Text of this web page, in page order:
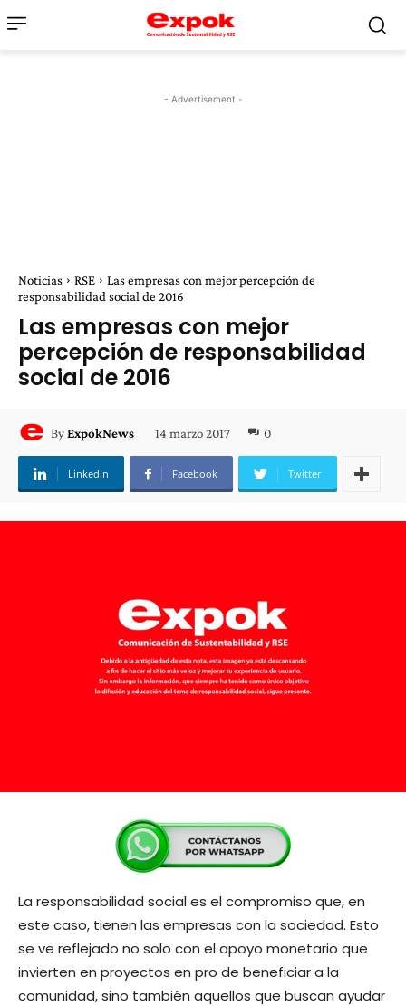
- Advertisement -
Noticias RSE
Las empresas con mejor percepción de
responsabilidad social de 2016
Las empresas con mejor
percepción de responsabilidad
social de 2016
ByExpokNews 14 marzo 2017 0
Linkedin Facebook Twitter
La responsabilidad social es el compromiso que, en
este caso, tienen las empresas con la sociedad. Esto
se ve reflejado no solo con el apoyo monetario que
invierten en proyectos en pro de beneficiar a la
comunidad, sino también aquellos que buscan ayudar